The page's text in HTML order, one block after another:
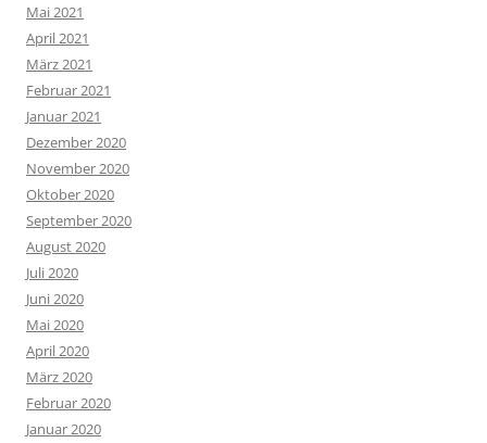
Mai 2021
April 2021
März 2021
Februar 2021
Januar 2021
Dezember 2020
November 2020
Oktober 2020
September 2020
August 2020
Juli 2020
Juni 2020
Mai 2020
April 2020
März 2020
Februar 2020
Januar 2020